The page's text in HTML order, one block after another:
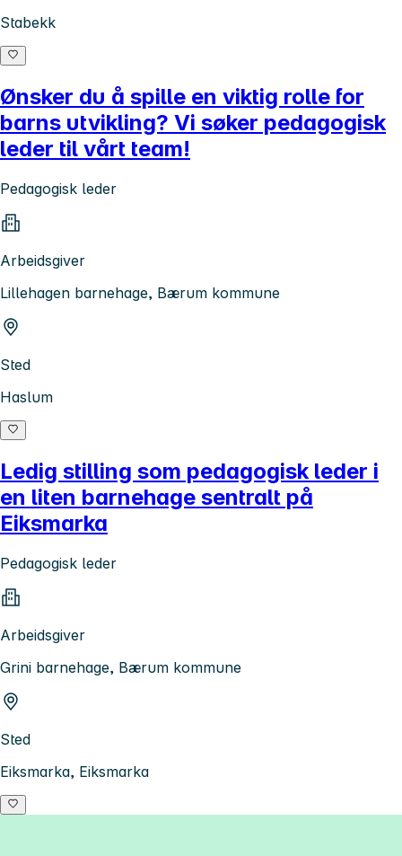
Stabekk
Ønsker du å spille en viktig rolle for
barns utvikling? Vi søker pedagogisk
leder til vårt team!
Pedagogisk leder
Arbeidsgiver
Lillehagen barnehage, Bærum kommune
Sted
Haslum
Ledig stilling som pedagogisk leder i
en liten barnehage sentralt på
Eiksmarka
Pedagogisk leder
Arbeidsgiver
Grini barnehage, Bærum kommune
Sted
Eiksmarka, Eiksmarka